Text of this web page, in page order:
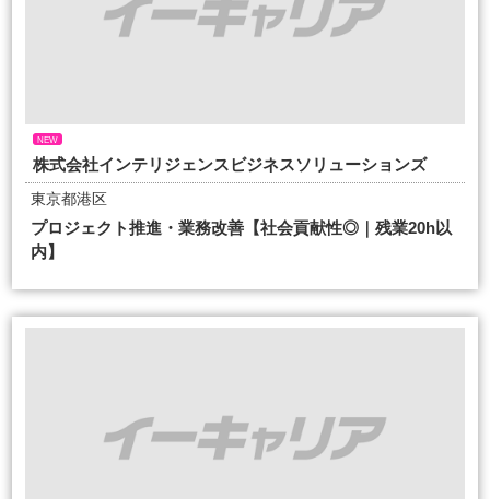
NEW
株式会社インテリジェンスビジネスソリューションズ
東京都港区
プロジェクト推進・業務改善【社会貢献性◎｜残業20h以
内】